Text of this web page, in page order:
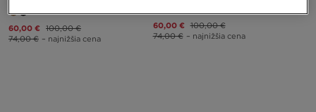
60,00 € 100,00 €
74,00 € – najnižšia cena
60,00 € 100,00 €
74,00 € – najnižšia cena